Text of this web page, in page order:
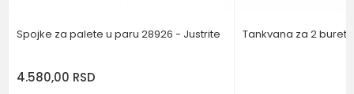
Spojke za palete u paru 28926 - Justrite
4.580,00 RSD
Tankvana za 2